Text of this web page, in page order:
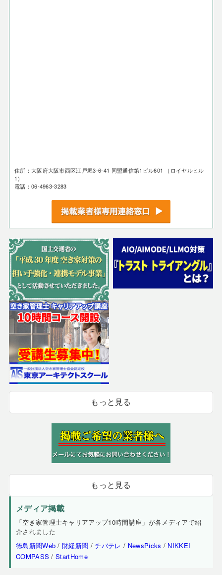
住所：大阪府大阪市西区江戸堀3-6-41 同盟通信第1ビル601 （ロイヤルヒル
1）
電話：06-4963-3283
もっと見る
もっと見る
メディア掲載
「空き家管理士キャリアアップ10時間講座」が各メディアで紹
介されました
徳島新聞Web / 財経新聞 /チバテレ / NewsPicks / NIKKEI
COMPASS /StartHome